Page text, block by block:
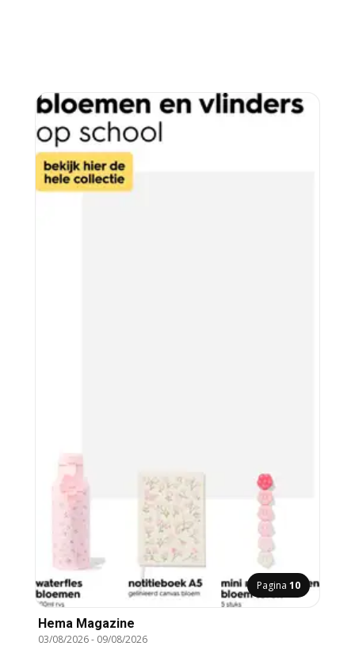
Pagina 10
Hema Magazine
03/08/2026- 09/08/2026